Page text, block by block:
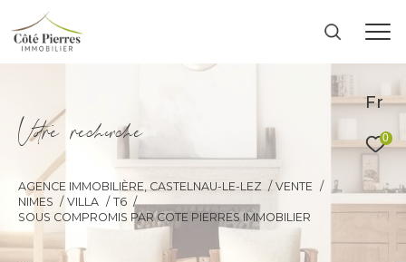
Fr
0
Vore recece
AGENCE IMMOBILIÈRE, CASTELNAU-LE-LEZ
VENTE
NIMES
VILLA
T6
SOUS COMPROMIS PAR COTE PIERRES IMMOBILIER